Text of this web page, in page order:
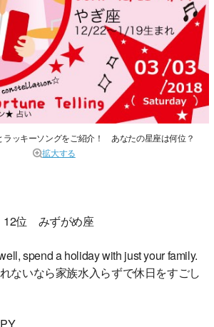
ラッキーソングをご紹介！ あなたの星座は何位？
拡大する
位 みずがめ座
spend a holiday with just your family.
ないなら家族水入らずで休日をすごし